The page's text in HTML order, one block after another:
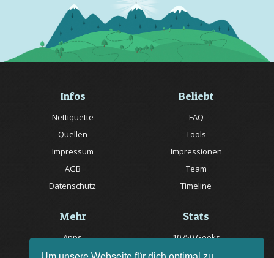
Infos
Nettiquette
Quellen
Impressum
AGB
Datenschutz
Beliebt
FAQ
Tools
Impressionen
Team
Timeline
Mehr
Apps
Jobs
Stats
10750 Geeks
20057 Rätsel online